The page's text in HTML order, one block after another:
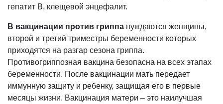
гепатит В, клещевой энцефалит.
В вакцинации против гриппа нуждаются женщины,
второй и третий триместры беременности которых
приходятся на разгар сезона гриппа.
Противогриппозная вакцина безопасна на всех этапах
беременности. После вакцинации мать передает
иммунную защиту и ребенку, защищая его в первые
месяцы жизни. Вакцинация матери – это наилучшая